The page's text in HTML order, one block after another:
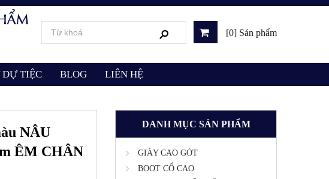
[0] Sản phẩm
DỰ TIỆC BLOG LIÊN HỆ
NÂU
ÊM CHÂN
DANH MỤC SẢN PHẨM
GIÀY CAO GÓT
BOOT CỔ CAO